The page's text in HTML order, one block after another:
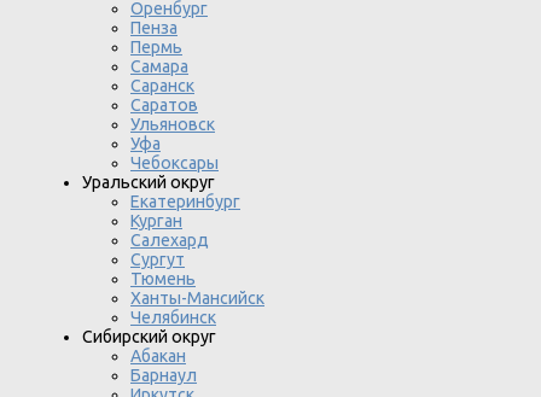
Оренбург
Пенза
Пермь
Самара
Саранск
Саратов
Ульяновск
Уфа
Чебоксары
Уральский округ
Екатеринбург
Курган
Салехард
Сургут
Тюмень
Ханты-Мансийск
Челябинск
Сибирский округ
Абакан
Барнаул